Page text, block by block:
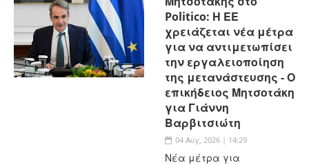
Politico: Η ΕΕ
χρειάζεται νέα μέτρα
για να αντιμετωπίσει
την εργαλειοποίηση
της μετανάστευσης - Ο
επικήδειος Μητσοτάκη
για Γιάννη
Βαρβιτσιώτη
04 Αυγ, 2026 | 14:29
Νέα μέτρα για